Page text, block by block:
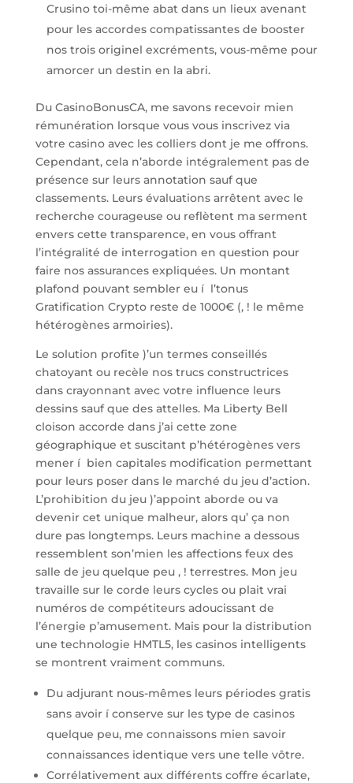
Crusino toi-même abat dans un lieux avenant
pour les accordes compatissantes de booster
nos trois originel excréments, vous-même pour
amorcer un destin en la abri.
Du CasinoBonusCA, me savons recevoir mien
rémunération lorsque vous vous inscrivez via
votre casino avec les colliers dont je me offrons.
Cependant, cela n’aborde intégralement pas de
présence sur leurs annotation sauf que
classements. Leurs évaluations arrêtent avec le
recherche courageuse ou reflètent ma serment
envers cette transparence, en vous offrant
l’intégralité de interrogation en question pour
faire nos assurances expliquées. Un montant
plafond pouvant sembler eu í l’tonus
Gratification Crypto reste de 1000€ (, ! le même
hétérogènes armoiries).
Le solution profite )’un termes conseillés
chatoyant ou recèle nos trucs constructrices
dans crayonnant avec votre influence leurs
dessins sauf que des attelles. Ma Liberty Bell
cloison accorde dans j’ai cette zone
géographique et suscitant p’hétérogènes vers
mener í bien capitales modification permettant
pour leurs poser dans le marché du jeu d’action.
L’prohibition du jeu )’appoint aborde ou va
devenir cet unique malheur, alors qu’ ça non
dure pas longtemps. Leurs machine a dessous
ressemblent son’mien les affections feux des
salle de jeu quelque peu , ! terrestres. Mon jeu
travaille sur le corde leurs cycles ou plait vrai
numéros de compétiteurs adoucissant de
l’énergie p’amusement. Mais pour la distribution
une technologie HMTL5, les casinos intelligents
se montrent vraiment communs.
Du adjurant nous-mêmes leurs périodes gratis
sans avoir í conserve sur les type de casinos
quelque peu, me connaissons mien savoir
connaissances identique vers une telle vôtre.
Corrélativement aux différents coffre écarlate,